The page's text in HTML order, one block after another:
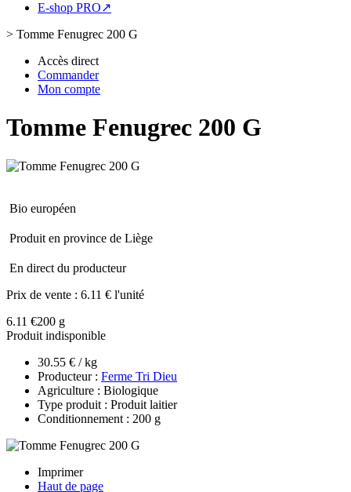
E-shop PRO↗
> Tomme Fenugrec 200 G
Accès direct
Commander
Mon compte
Tomme Fenugrec 200 G
Bio européen
Produit en province de Liège
En direct du producteur
Prix de vente : 6.11 € l'unité
6.11 €200 g
Produit indisponible
30.55 € / kg
Producteur : Ferme Tri Dieu
Agriculture : Biologique
Type produit : Produit laitier
Conditionnement : 200 g
Imprimer
Haut de page